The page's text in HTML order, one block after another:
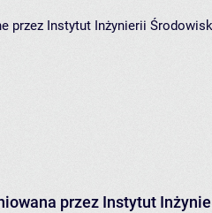
przez Instytut Inżynierii
przez Instytut